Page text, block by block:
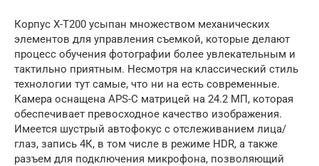
Корпус X-T200 усыпан множеством механических
элементов для управления съемкой, которые делают
процесс обучения фотографии более увлекательным и
тактильно приятным. Несмотря на классический стиль
технологии тут самые, что ни на есть современные.
Камера оснащена APS-C матрицей на 24.2 МП, которая
обеспечивает превосходное качество изображения.
Имеется шустрый автофокус с отслеживанием лица/
глаз, запись 4К, в том числе в режиме HDR, а также
разъем для подключения микрофона, позволяющий